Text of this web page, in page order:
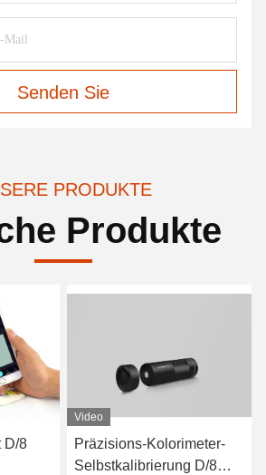
Senden Sie
PRODUKTE
Produkte
D/8
Video
Präzisions-Kolorimeter-
Selbstkalibrierung D/8